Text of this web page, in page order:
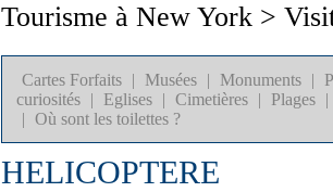
Tourisme à New York >
Cartes Forfaits | Musées | Monuments |
curiosités
| Eglises | Cimetières | Plages
|
| Où sont les toilettes ?
HELICOPTERE